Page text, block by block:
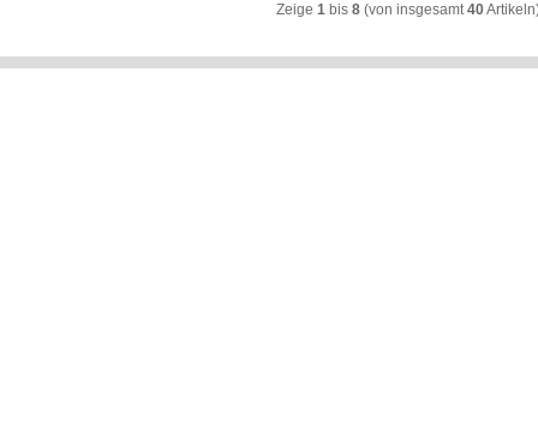
Zeige 1 bis 8 (von insgesamt40